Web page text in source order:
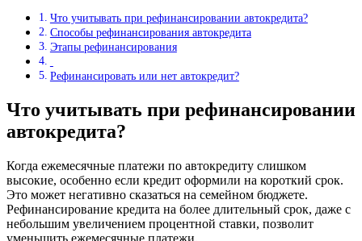
Что учитывать при рефинансировании автокредита?
Способы рефинансирования автокредита
Этапы рефинансирования
Рефинансировать или нет автокредит?
Что учитывать при рефинансировании
автокредита?
Когда ежемесячные платежи по автокредиту слишком
высокие, особенно если кредит оформили на короткий срок.
Это может негативно сказаться на семейном бюджете.
Рефинансирование кредита на более длительный срок, даже с
небольшим увеличением процентной ставки, позволит
уменьшить ежемесячные платежи.